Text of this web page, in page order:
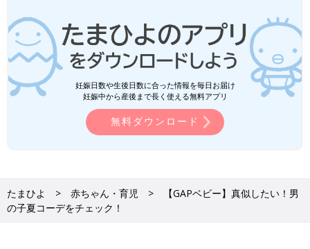
妊娠日数や生後日数に合った情報を毎日お届け
妊娠中から産後まで長く使える無料アプリ
無料ダウンロード
たまひよ 赤ちゃん・育児
【GAPベビー】真似したい！男
の子夏コーデをチェック！